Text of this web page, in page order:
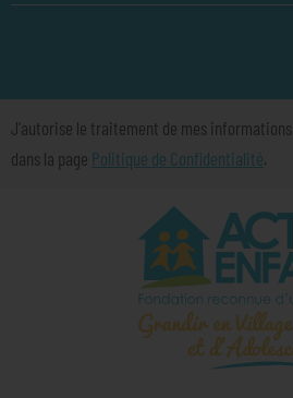
J'autorise le traitement de mes
dans la page Politique de Confidentialité.